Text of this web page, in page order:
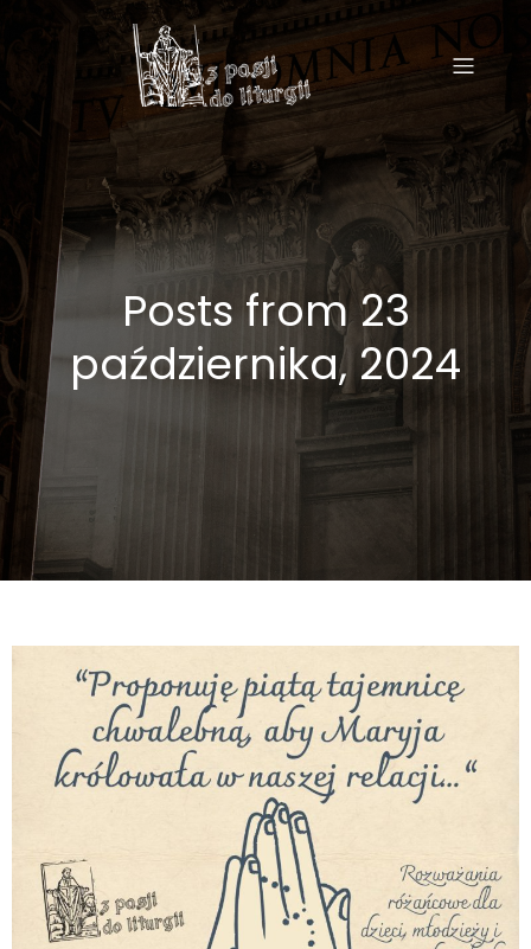
Posts from 23
października, 2024